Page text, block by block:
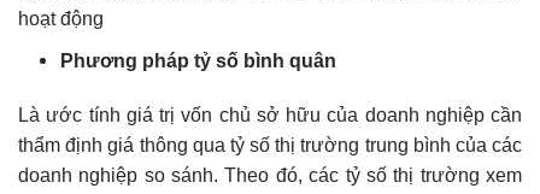
hoạt động
Phương pháp tỷ số bình quân
Là ước tính giá trị vốn chủ sở hữu của doanh nghiệp cần
thẩm định giá thông qua tỷ số thị trường trung bình của các
doanh nghiệp so sánh. Theo đó, các tỷ số thị trường xem